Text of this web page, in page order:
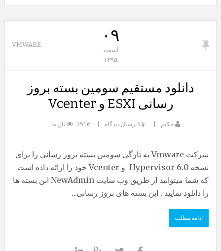
۰۹
اسفند
۱۳۹۵
VMWARE
دانلود مستقیم سومین بسته بروز
رسانی ESXI و Vcenter
حکیم ارسال دیدگاه 2516 بازدید
شرکت Vmware به تازگی سومین بسته بروز رسانی را برای
نسخه 6.0 Hypervisor و Vcenter خود را ارائه داده است
که شما میتوانید از طریق وب سایت NewAdmin ابن بسته ها
را دانلود نمایید . این بسته های بروز رسانی...
ادامه مطلب